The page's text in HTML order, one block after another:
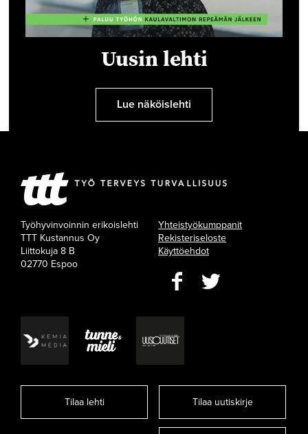
Uusin lehti
Lue näköislehti
Työhyvinvoinnin erikoislehti
TTT Kustannus Oy
Liittokuja 8 B
02770 Espoo
Yhteistyökumppanit
Rekisteriseloste
Käyttöehdot
Tilaa lehti Tilaa uutiskirje